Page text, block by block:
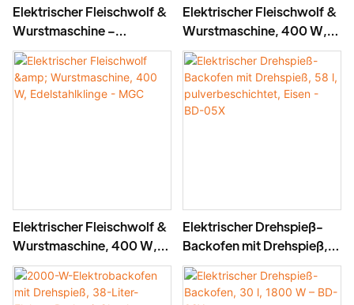
Elektrischer Fleischwolf &
Wurstmaschine –
Edelstahlklinge, hohe
Leistung 1500 g/min, 400
W – MGO
Elektrischer Fleischwolf &
Wurstmaschine, 400 W,
Edelstahl -MGD
Elektrischer Fleischwolf &
Wurstmaschine, 400 W,
Edelstahlklinge - MGC
Elektrischer Drehspieß-
Backofen mit Drehspieß,
58 l, pulverbeschichtet,
Eisen - BD-05X